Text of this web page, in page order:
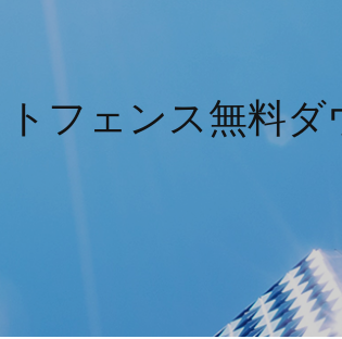
フェンス無料ダ